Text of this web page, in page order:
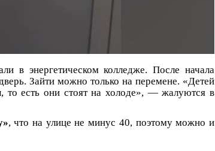
в энергетическом колледже. После начала
Зайти можно только на перемене. «Детей
есть они стоят на холоде», — жалуются в
, что на улице не минус 40, поэтому можно и